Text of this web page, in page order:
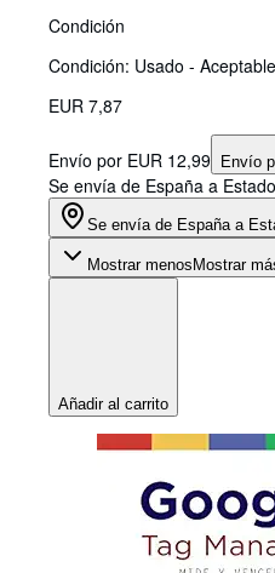
Condición
Condición: Usado - Aceptable
EUR 7,87
Envío por EUR 12,99 Envío
Se envía de España a
Se envía de España a
Mostrar menos Mostrar
Añadir al carrito